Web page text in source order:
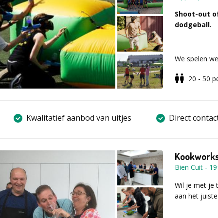
komen jullie
Weten jullie
- Met unieke
- Inclusief te
Het is een
keuze. Het
Shoot-out
dodgeball.
We spelen
in
Vul voor
20 - 50
Kwalitatief aanbod van uitjes Direct
Bien Cuit -
Wil je met je
aan het